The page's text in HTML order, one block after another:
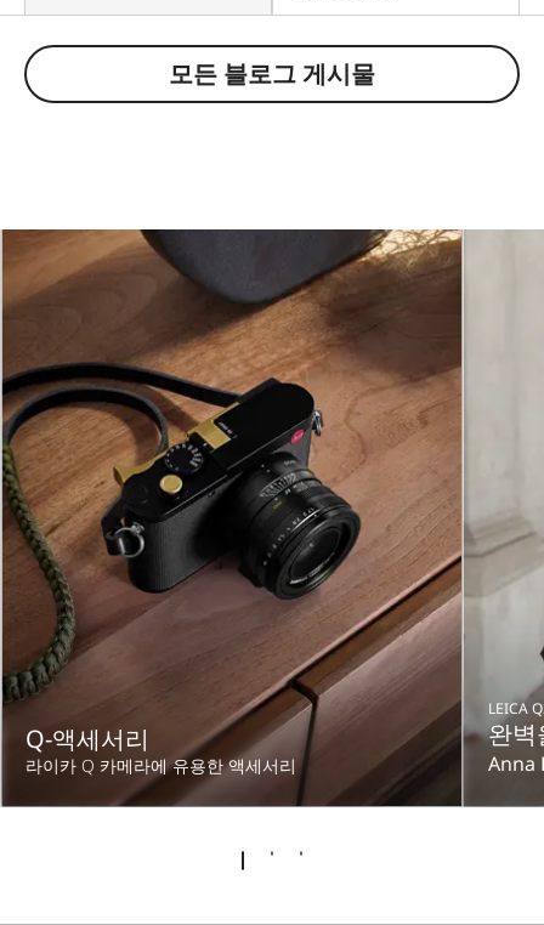
모든 블로그 게시물
Q-액세서리
라이카 Q 카메라에 유용한 액세서리
LEICA
완벽
Anna